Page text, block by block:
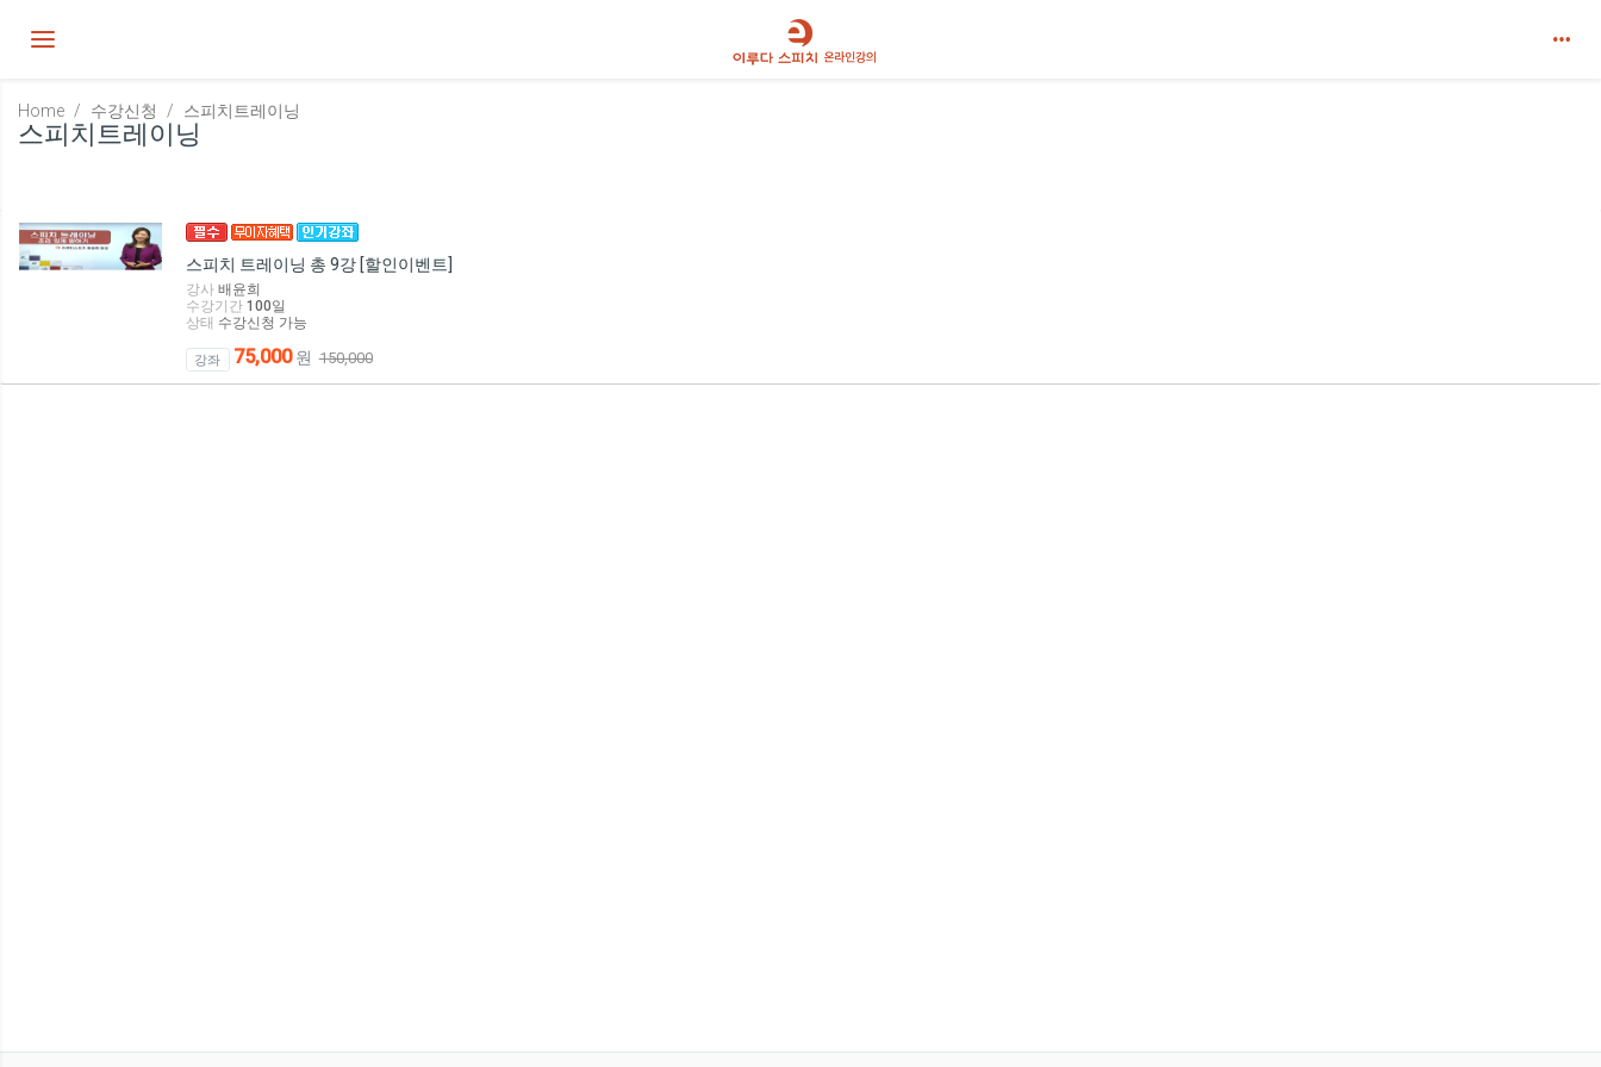
Toggle navigation
Home 수강신청 스피치트레이닝
스피치트레이닝
스피치 트레이닝 총 9강 [할인이벤트]
강사 배윤희
수강기간 100일
상태 수강신청 가능
강좌 75,000원150,000